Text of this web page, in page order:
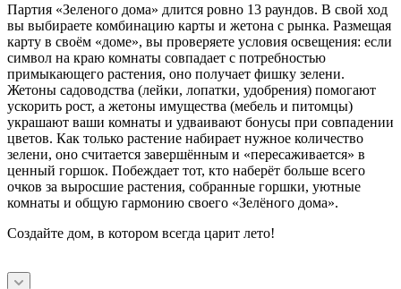
Партия «Зеленого дома» длится ровно 13 раундов. В свой ход
вы выбираете комбинацию карты и жетона с рынка. Размещая
карту в своём «доме», вы проверяете условия освещения: если
символ на краю комнаты совпадает с потребностью
примыкающего растения, оно получает фишку зелени.
Жетоны садоводства (лейки, лопатки, удобрения) помогают
ускорить рост, а жетоны имущества (мебель и питомцы)
украшают ваши комнаты и удваивают бонусы при совпадении
цветов. Как только растение набирает нужное количество
зелени, оно считается завершённым и «пересаживается» в
ценный горшок. Побеждает тот, кто наберёт больше всего
очков за выросшие растения, собранные горшки, уютные
комнаты и общую гармонию своего «Зелёного дома».
Создайте дом, в котором всегда царит лето!